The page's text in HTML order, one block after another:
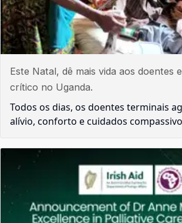
Este Natal, dê mais vida aos doentes
crítico no Uganda.
Todos os dias, os doentes terminais
alívio, conforto e cuidados